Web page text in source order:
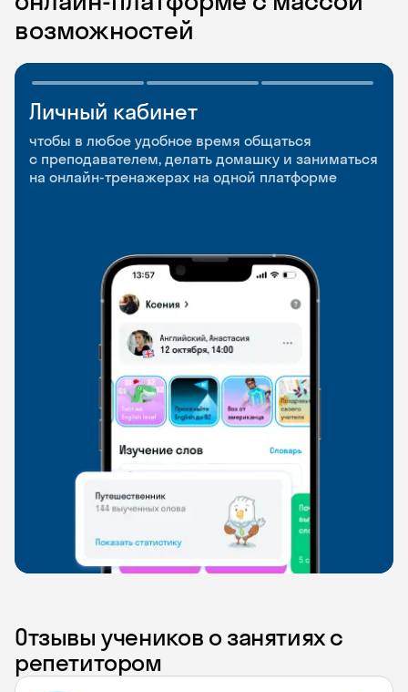
возможностей
Личный кабинет
чтобы в любое удобное время общаться
с преподавателем, делать домашку и заниматься
на онлайн-тренажерах на одной платформе
Мобильное
приложение
чтобы заниматься и изучать новые слова где
и когда удобно
Разговорные клубы
и Talks
Групповые занятия для разговорной практики
и индивидуальные встречи с преподавателями
Отзывы учеников о занятиях с
репетитором